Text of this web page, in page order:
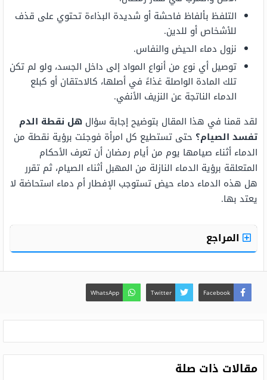
التلفظ بألفاظ فاحشة أو شديدة البذاءة تحتوي على قذف
للأشخاص أو للدين.
نزول دماء الحيض والنفاس.
توصيل أي نوع من أنواع المواد إلى داخل الجسد، ولو لم تكن
تلك المادة الواصلة غذاءً في أصلها، كالاحتقان أو كبلع
الدماء الناتجة عن النزيف الأنفي.
لقد قمنا في هذا المقال بتوضيح إجابة سؤال هل نقطة الدم
تفسد الصيام؟ حتى تستطيع كل امرأة فوجئت برؤية نقطة من
الدماء أثناء صيامها يوم من أيام رمضان أن تعرف الأحكام
المتعلقة برؤية الدماء النازلة من المهبل أثناء الصيام، ثم تقرر
هل هذه الدماء دماء حيض تستوجب الإفطار أم دماء استحاضة لا
يعتد بها.
المراجع
Facebook
Twitter
WhatsApp
مقالات ذات صلة